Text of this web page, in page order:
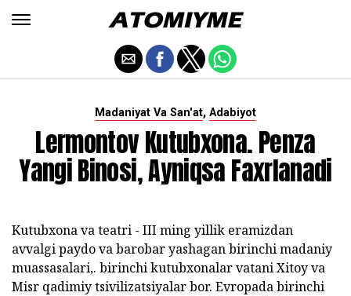
Madaniyat Va San'at, Adabiyot
Lermontov Kutubxona. Penza
Yangi Binosi, Ayniqsa Faxrlanadi
Kutubxona va teatri - III ming yillik eramizdan
avvalgi paydo va barobar yashagan birinchi madaniy
muassasalari,. birinchi kutubxonalar vatani Xitoy va
Misr qadimiy tsivilizatsiyalar bor. Evropada birinchi